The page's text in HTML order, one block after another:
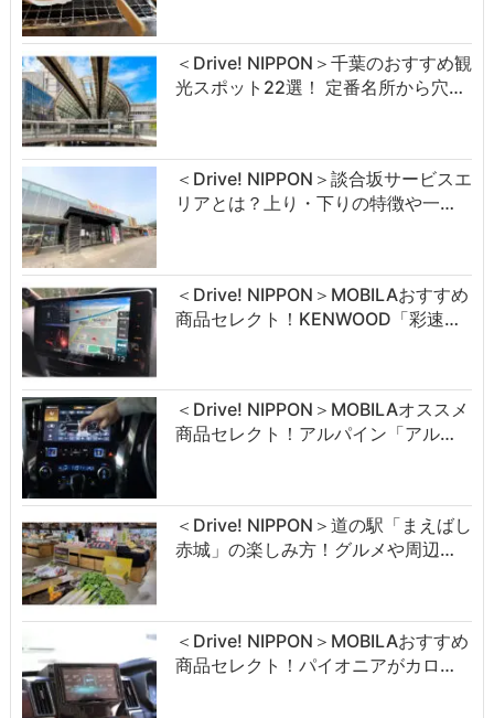
＜Drive! NIPPON＞千葉のおすすめ観
光スポット22選！ 定番名所から穴…
＜Drive! NIPPON＞談合坂サービスエ
リアとは？上り・下りの特徴や一…
＜Drive! NIPPON＞MOBILAおすすめ
商品セレクト！KENWOOD「彩速…
＜Drive! NIPPON＞MOBILAオススメ
商品セレクト！アルパイン「アル…
＜Drive! NIPPON＞道の駅「まえばし
赤城」の楽しみ方！グルメや周辺…
＜Drive! NIPPON＞MOBILAおすすめ
商品セレクト！パイオニアがカロ…